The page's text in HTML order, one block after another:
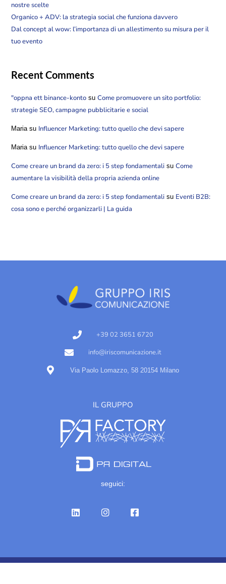
nostre scelte
Organico + ADV: la strategia social che funziona davvero
Dal concept al wow: l’importanza di un allestimento su misura per il
tuo evento
Recent Comments
"oppna ett binance-konto suCome promuovere un sito portfolio:
strategie SEO, campagne pubblicitarie e social
Mariasu Influencer Marketing: tutto quello che devi sapere
Mariasu Influencer Marketing: tutto quello che devi sapere
Come creare un brand da zero: i 5 step fondamentali suCome
aumentare la visibilità della propria azienda online
Come creare un brand da zero: i 5 step fondamentali su Eventi B2B:
cosa sono e perché organizzarli | La guida
+39 02 3651 6720
info@iriscomunicazione.it
Via Paolo Lomazzo, 58 20154 Milano
IL GRUPPO
seguici: